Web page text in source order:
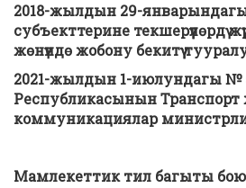
2018-жылдын 29-
субъекттерине текшерүүлөрдү
жөнүндө жобону бекитүү
2021-жылдын 1-июлундагы №
Республикасынын Транспорт
коммуникациялар
Мамлекеттик тил багыты